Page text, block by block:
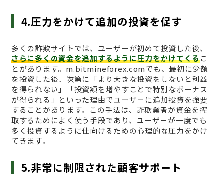
4.圧力をかけて追加の投資を促す
多くの詐欺サイトでは、ユーザーが初めて投資した後、
さらに多くの資金を追加するように圧力をかけてくるこ
とがあります。m.bitmineforex.comでも、最初に少額
を投資した後、次第に「より大きな投資をしないと利益
を得られない」「投資額を増やすことで特別なボーナス
が得られる」といった理由でユーザーに追加投資を強要
することがあります。この手法は、詐欺業者が資金を搾
取するためによく使う手段であり、ユーザーが一度でも
多く投資するように仕向けるための心理的な圧力をかけ
てきます。
5.非常に制限された顧客サポート